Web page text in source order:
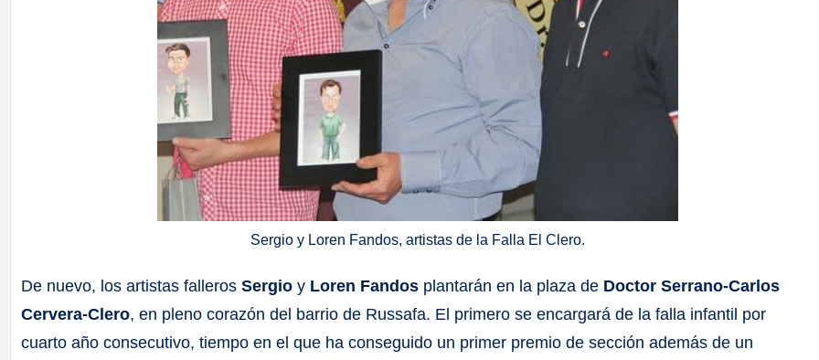
Sergio y Loren Fandos, artistas de la Falla El Clero.
De nuevo, los artistas fallerosSergio y Loren Fandos plantarán en la plaza de Doctor Serrano-Carlos
Cervera-Clero, en pleno corazón del barrio de Russafa. El primero se encargará de la falla infantil por
cuarto año consecutivo, tiempo en el que ha conseguido un primer premio de sección además de un